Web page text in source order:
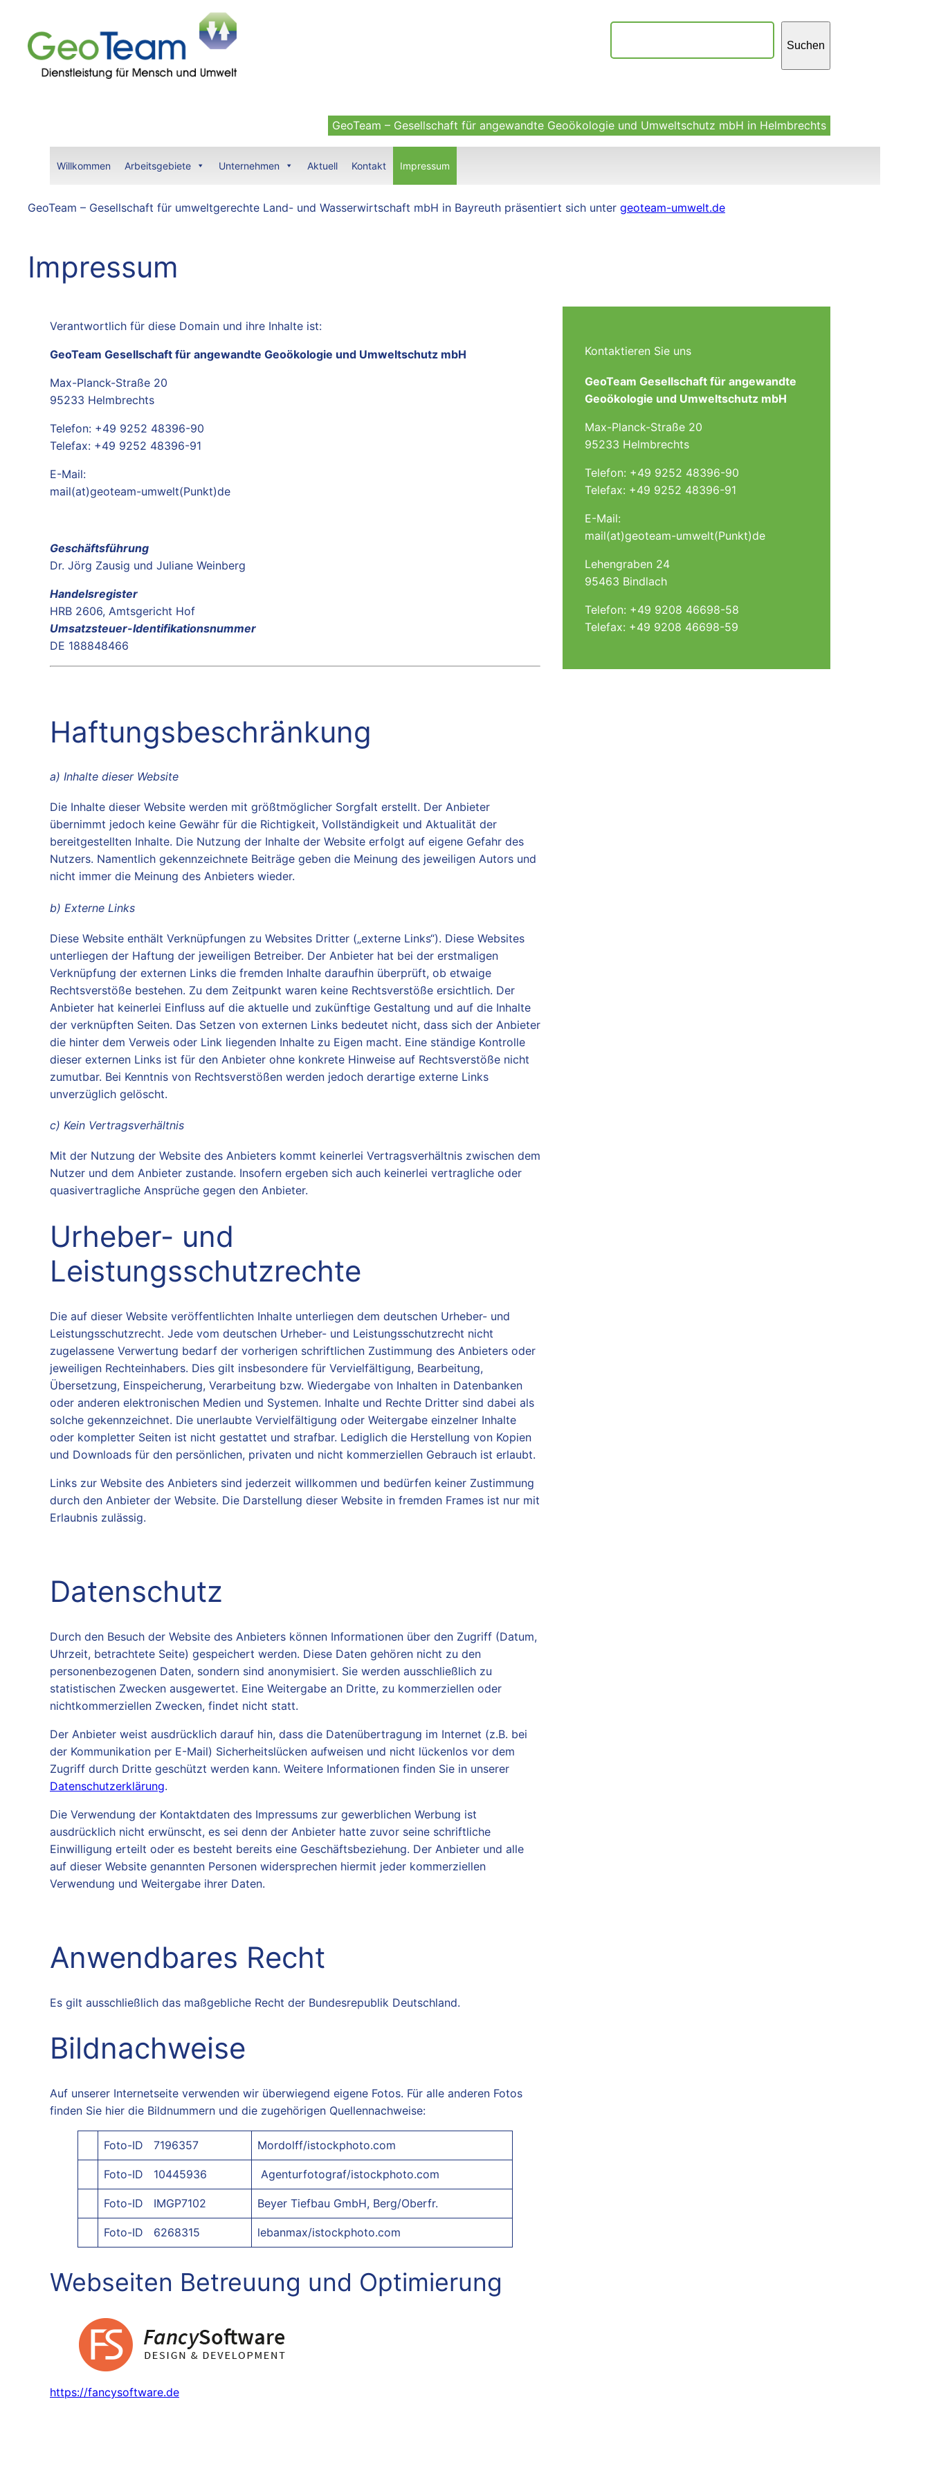
springen
Suchen
Suchen
GeoTeam – Gesellschaft für angewandte Geoökologie und Umweltschutz mbH in Helmbrechts
Willkommen Arbeitsgebiete Unternehmen Aktuell Kontakt Impressum
GeoTeam – Gesellschaft für umweltgerechte Land- und Wasserwirtschaft mbH in Bayreuth präsentiert sich unter geoteam-umwelt.de
Impressum
Verantwortlich für diese Domain und ihre Inhalte ist:
GeoTeam Gesellschaft für angewandte Geoökologie und Umweltschutz mbH
Max-Planck-Straße 20
95233 Helmbrechts
Telefon: +49 9252 48396-90
Telefax: +49 9252 48396-91
E-Mail:
mail(at)geoteam-umwelt(Punkt)de
Geschäftsführung
Dr. Jörg Zausig und Juliane Weinberg
Handelsregister
HRB 2606, Amtsgericht Hof
Umsatzsteuer-Identifikationsnummer
DE 188848466
Haftungsbeschränkung
a) Inhalte dieser Website
Die Inhalte dieser Website werden mit größtmöglicher Sorgfalt erstellt. Der Anbieter
übernimmt jedoch keine Gewähr für die Richtigkeit, Vollständigkeit und Aktualität der
bereitgestellten Inhalte. Die Nutzung der Inhalte der Website erfolgt auf eigene Gefahr des
Nutzers. Namentlich gekennzeichnete Beiträge geben die Meinung des jeweiligen Autors und
nicht immer die Meinung des Anbieters wieder.
b) Externe Links
Diese Website enthält Verknüpfungen zu Websites Dritter („externe Links“). Diese Websites
unterliegen der Haftung der jeweiligen Betreiber. Der Anbieter hat bei der erstmaligen
Verknüpfung der externen Links die fremden Inhalte daraufhin überprüft, ob etwaige
Rechtsverstöße bestehen. Zu dem Zeitpunkt waren keine Rechtsverstöße ersichtlich. Der
Anbieter hat keinerlei Einfluss auf die aktuelle und zukünftige Gestaltung und auf die Inhalte
der verknüpften Seiten. Das Setzen von externen Links bedeutet nicht, dass sich der Anbieter
die hinter dem Verweis oder Link liegenden Inhalte zu Eigen macht. Eine ständige Kontrolle
dieser externen Links ist für den Anbieter ohne konkrete Hinweise auf Rechtsverstöße nicht
zumutbar. Bei Kenntnis von Rechtsverstößen werden jedoch derartige externe Links
unverzüglich gelöscht.
c) Kein Vertragsverhältnis
Mit der Nutzung der Website des Anbieters kommt keinerlei Vertragsverhältnis zwischen dem
Nutzer und dem Anbieter zustande. Insofern ergeben sich auch keinerlei vertragliche oder
quasivertragliche Ansprüche gegen den Anbieter.
Urheber- und
Leistungsschutzrechte
Die auf dieser Website veröffentlichten Inhalte unterliegen dem deutschen Urheber- und
Leistungsschutzrecht. Jede vom deutschen Urheber- und Leistungsschutzrecht nicht
zugelassene Verwertung bedarf der vorherigen schriftlichen Zustimmung des Anbieters oder
jeweiligen Rechteinhabers. Dies gilt insbesondere für Vervielfältigung, Bearbeitung,
Übersetzung, Einspeicherung, Verarbeitung bzw. Wiedergabe von Inhalten in Datenbanken
oder anderen elektronischen Medien und Systemen. Inhalte und Rechte Dritter sind dabei als
solche gekennzeichnet. Die unerlaubte Vervielfältigung oder Weitergabe einzelner Inhalte
oder kompletter Seiten ist nicht gestattet und strafbar. Lediglich die Herstellung von Kopien
und Downloads für den persönlichen, privaten und nicht kommerziellen Gebrauch ist erlaubt.
Links zur Website des Anbieters sind jederzeit willkommen und bedürfen keiner Zustimmung
durch den Anbieter der Website. Die Darstellung dieser Website in fremden Frames ist nur mit
Erlaubnis zulässig.
Datenschutz
Durch den Besuch der Website des Anbieters können Informationen über den Zugriff (Datum,
Uhrzeit, betrachtete Seite) gespeichert werden. Diese Daten gehören nicht zu den
personenbezogenen Daten, sondern sind anonymisiert. Sie werden ausschließlich zu
statistischen Zwecken ausgewertet. Eine Weitergabe an Dritte, zu kommerziellen oder
nichtkommerziellen Zwecken, findet nicht statt.
Der Anbieter weist ausdrücklich darauf hin, dass die Datenübertragung im Internet (z.B. bei
der Kommunikation per E-Mail) Sicherheitslücken aufweisen und nicht lückenlos vor dem
Zugriff durch Dritte geschützt werden kann. Weitere Informationen finden Sie in unserer
Datenschutzerklärung.
Die Verwendung der Kontaktdaten des Impressums zur gewerblichen Werbung ist
ausdrücklich nicht erwünscht, es sei denn der Anbieter hatte zuvor seine schriftliche
Einwilligung erteilt oder es besteht bereits eine Geschäftsbeziehung. Der Anbieter und alle
auf dieser Website genannten Personen widersprechen hiermit jeder kommerziellen
Verwendung und Weitergabe ihrer Daten.
Anwendbares Recht
Es gilt ausschließlich das maßgebliche Recht der Bundesrepublik Deutschland.
Bildnachweise
Auf unserer Internetseite verwenden wir überwiegend eigene Fotos. Für alle anderen Fotos
finden Sie hier die Bildnummern und die zugehörigen Quellennachweise:
Foto-ID 7196357 Mordolff/istockphoto.com
Foto-ID 10445936 Agenturfotograf/istockphoto.com
Foto-ID IMGP7102 Beyer Tiefbau GmbH, Berg/Oberfr.
Foto-ID 6268315 lebanmax/istockphoto.com
Webseiten Betreuung und Optimierung
https://fancysoftware.de
Kontaktieren Sie uns
GeoTeam Gesellschaft für angewandte
Geoökologie und Umweltschutz mbH
Max-Planck-Straße 20
95233 Helmbrechts
Telefon: +49 9252 48396-90
Telefax: +49 9252 48396-91
E-Mail:
mail(at)geoteam-umwelt(Punkt)de
Lehengraben 24
95463 Bindlach
Telefon: +49 9208 46698-58
Telefax: +49 9208 46698-59